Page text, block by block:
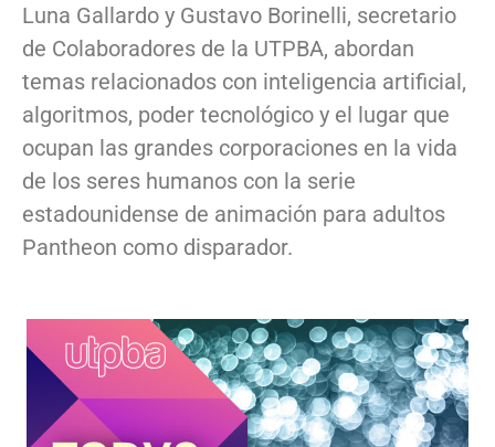
Luna Gallardo y Gustavo Borinelli, secretario
de Colaboradores de la UTPBA, abordan
temas relacionados con inteligencia artificial,
algoritmos, poder tecnológico y el lugar que
ocupan las grandes corporaciones en la vida
de los seres humanos con la serie
estadounidense de animación para adultos
Pantheon como disparador.